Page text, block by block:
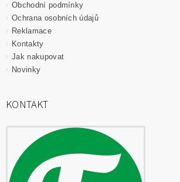
Obchodní podmínky
Ochrana osobních údajů
Reklamace
Kontakty
Jak nakupovat
Novinky
KONTAKT